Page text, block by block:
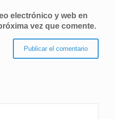
electrónico y web en
vez que comente.